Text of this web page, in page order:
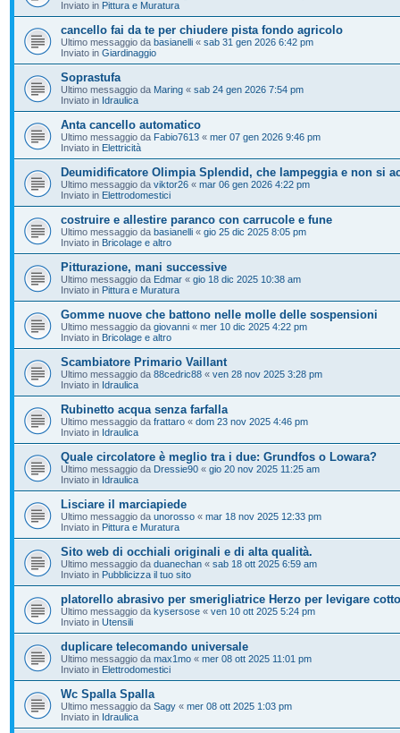
Inviato in Pittura e Muratura
cancello fai da te per chiudere pista fondo agricolo
Ultimo messaggio da basianelli « sab 31 gen 2026 6:42 pm
Inviato in Giardinaggio
Soprastufa
Ultimo messaggio da Maring « sab 24 gen 2026 7:54 pm
Inviato in Idraulica
Anta cancello automatico
Ultimo messaggio da Fabio7613 « mer 07 gen 2026 9:46 pm
Inviato in Elettricità
Deumidificatore Olimpia Splendid, che lampeggia e non si
Ultimo messaggio da viktor26 « mar 06 gen 2026 4:22 pm
Inviato in Elettrodomestici
costruire e allestire paranco con carrucole e fune
Ultimo messaggio da basianelli « gio 25 dic 2025 8:05 pm
Inviato in Bricolage e altro
Pitturazione, mani successive
Ultimo messaggio da Edmar « gio 18 dic 2025 10:38 am
Inviato in Pittura e Muratura
Gomme nuove che battono nelle molle delle sospensioni
Ultimo messaggio da giovanni « mer 10 dic 2025 4:22 pm
Inviato in Bricolage e altro
Scambiatore Primario Vaillant
Ultimo messaggio da 88cedric88 « ven 28 nov 2025 3:28 pm
Inviato in Idraulica
Rubinetto acqua senza farfalla
Ultimo messaggio da frattaro « dom 23 nov 2025 4:46 pm
Inviato in Idraulica
Quale circolatore è meglio tra i due: Grundfos o Lowara?
Ultimo messaggio da Dressie90 « gio 20 nov 2025 11:25 am
Inviato in Idraulica
Lisciare il marciapiede
Ultimo messaggio da unorosso « mar 18 nov 2025 12:33 pm
Inviato in Pittura e Muratura
Sito web di occhiali originali e di alta qualità.
Ultimo messaggio da duanechan « sab 18 ott 2025 6:59 am
Inviato in Pubblicizza il tuo sito
platorello abrasivo per smerigliatrice Herzo per levigare cotto
Ultimo messaggio da kysersose « ven 10 ott 2025 5:24 pm
Inviato in Utensili
duplicare telecomando universale
Ultimo messaggio da max1mo « mer 08 ott 2025 11:01 pm
Inviato in Elettrodomestici
Wc Spalla Spalla
Ultimo messaggio da Sagy « mer 08 ott 2025 1:03 pm
Inviato in Idraulica